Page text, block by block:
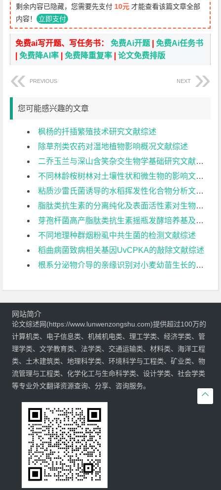
剩余内容已隐藏，您需要先支付 10元 才能查看该篇文章全部
内容！ 立即支付
免费ai写开题、写任务书：免费Ai开题 |免费Ai任务书
|免费降AI率 |免费降重复率 |论文免费排版
PREVIOUS NEXT
您可能感兴趣的文章
枫杨的扦插繁殖技术研究文献综述
除草剂类农药对湿地植物影响概况文献综述
二乔玉兰与深山含笑杂交生物学基础研究文献综述
不同林龄桉树林对土壤性状和微生物的影响文献综述
粘质沙雷氏菌诱导的水稻挥发性化合物分析文献综述
脂肽类抗生素的分离纯化及表面活性素对生物膜形成的影响文献综述
芽孢杆菌高产脂肽类抗生素摇瓶发酵培养基及条件优化文献综述
不同地理种群烟粉虱中共生菌的检测文献综述
稻曲病菌致病相关基因UvCPKA的敲除文献综述
根系分泌物介导的亲缘识别对小麦幼苗生长的影响文献综述

网站简介
论文综述网(https://www.lunwenzongshu.com)提供超过100万的
计算机类、电子信息类、机械机电类、理工学类、经济学类、管
理学类、文学教育类、法学类、交通运输类、材料类、海洋工程
类、土木建筑类、地理科学类、环境科学与工程类、矿业类、物
流管理与工程类、化学化工与生命科学类、设计学类、社会学类
等专业外文翻译资源查询、分享、咨询服务。